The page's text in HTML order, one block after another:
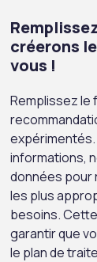
créerons
vous !
Remplissez le
expérimentés.
informations,
données pour
les plus
besoins.
garantir que
le plan de